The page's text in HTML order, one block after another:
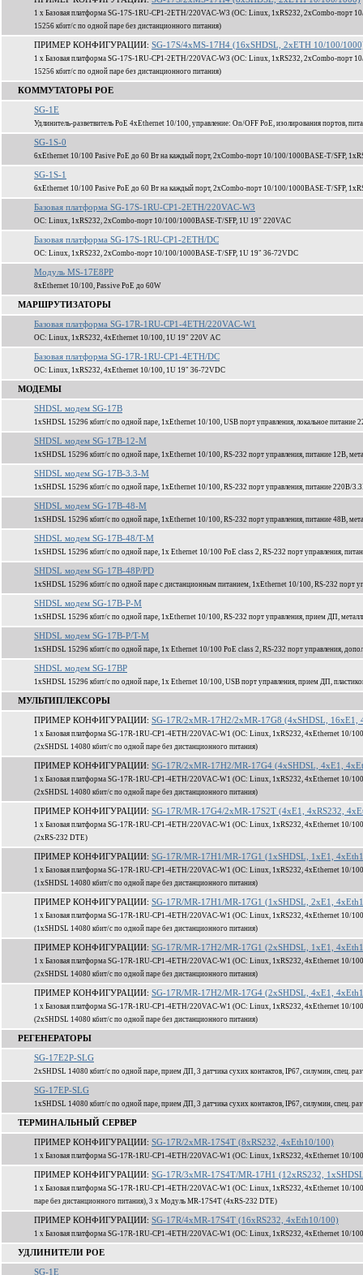
1 x Базовая платформа SG-17S-1RU-CP1-2ETH/220VAC-W3 (ОС: Linux, 1xRS232, 2xCombo-порт
15256 кбит/c по одной паре без дистанционного питания)
ПРИМЕР КОНФИГУРАЦИИ: SG-17S/4xMS-17H4 (16xSHDSL, 2xETH 10/100/
1 x Базовая платформа SG-17S-1RU-CP1-2ETH/220VAC-W3 (ОС: Linux, 1xRS232, 2xCombo-порт
15256 кбит/c по одной паре без дистанционного питания)
КОММУТАТОРЫ POE
SG-1E
Удлинитель-разветвитель PoE 4xEthernet 10/100, управление: On/OFF PoE, изолирования портов,
SG-1S-0
6xEthernet 10/100 Pasive PoE до 60 Вт на каждый порт, 2xCombo-порт 10/100/1000BASE-T/SFP,
SG-1S-1
6xEthernet 10/100 Pasive PoE до 60 Вт на каждый порт, 2xCombo-порт 10/100/1000BASE-T/SFP,
Базовая платформа SG-17S-1RU-CP1-2ETH/220VAC-W3
ОС: Linux, 1xRS232, 2xCombo-порт 10/100/1000BASE-T/SFP, 1U 19" 220VAC
Базовая платформа SG-17S-1RU-CP1-2ETH/DC
ОС: Linux, 1xRS232, 2xCombo-порт 10/100/1000BASE-T/SFP, 1U 19" 36-72VDC
Модуль MS-17E8PP
8xEthernet 10/100, Passive PoE до 60W
МАРШРУТИЗАТОРЫ
Базовая платформа SG-17R-1RU-CP1-4ETH/220VAC-W1
ОС: Linux, 1xRS232, 4xEthernet 10/100, 1U 19" 220V AC
Базовая платформа SG-17R-1RU-CP1-4ETH/DC
ОС: Linux, 1xRS232, 4xEthernet 10/100, 1U 19" 36-72VDC
МОДЕМЫ
SHDSL модем SG-17B
1xSHDSL 15296 кбит/c по одной паре, 1xEthernet 10/100, USB порт управления, локальное питание
SHDSL модем SG-17B-12-M
1xSHDSL 15296 кбит/c по одной паре, 1xEthernet 10/100, RS-232 порт управления, питание 12В,
SHDSL модем SG-17B-3.3-M
1xSHDSL 15296 кбит/c по одной паре, 1xEthernet 10/100, RS-232 порт управления, питание 220В/
SHDSL модем SG-17B-48-M
1xSHDSL 15296 кбит/c по одной паре, 1xEthernet 10/100, RS-232 порт управления, питание 48В,
SHDSL модем SG-17B-48/T-M
1xSHDSL 15296 кбит/c по одной паре, 1x Ethernet 10/100 PoE class 2, RS-232 порт управления,
SHDSL модем SG-17B-48P/PD
1xSHDSL 15296 кбит/c по одной паре с дистанционным питанием, 1xEthernet 10/100, RS-232 порт
SHDSL модем SG-17B-P-M
1xSHDSL 15296 кбит/c по одной паре, 1xEthernet 10/100, RS-232 порт управления, прием ДП,
SHDSL модем SG-17B-P/T-M
1xSHDSL 15296 кбит/c по одной паре, 1x Ethernet 10/100 PoE class 2, RS-232 порт управления,
SHDSL модем SG-17BP
1xSHDSL 15296 кбит/c по одной паре, 1x Ethernet 10/100, USB порт управления, прием ДП,
МУЛЬТИПЛЕКСОРЫ
ПРИМЕР КОНФИГУРАЦИИ: SG-17R/2xMR-17H2/2xMR-17G8 (4xSHDSL, 16xE1,
1 x Базовая платформа SG-17R-1RU-CP1-4ETH/220VAC-W1 (ОС: Linux, 1xRS232, 4xEthernet 10/
(2xSHDSL 14080 кбит/c по одной паре без дистанционного питания)
ПРИМЕР КОНФИГУРАЦИИ: SG-17R/2xMR-17H2/MR-17G4 (4xSHDSL, 4xE1,
1 x Базовая платформа SG-17R-1RU-CP1-4ETH/220VAC-W1 (ОС: Linux, 1xRS232, 4xEthernet 10/
(2xSHDSL 14080 кбит/c по одной паре без дистанционного питания)
ПРИМЕР КОНФИГУРАЦИИ: SG-17R/MR-17G4/2xMR-17S2T (4xE1, 4xRS232,
1 x Базовая платформа SG-17R-1RU-CP1-4ETH/220VAC-W1 (ОС: Linux, 1xRS232, 4xEthernet 10/
(2xRS-232 DTE)
ПРИМЕР КОНФИГУРАЦИИ: SG-17R/MR-17H1/MR-17G1 (1xSHDSL, 1xE1,
1 x Базовая платформа SG-17R-1RU-CP1-4ETH/220VAC-W1 (ОС: Linux, 1xRS232, 4xEthernet 10/
(1xSHDSL 14080 кбит/c по одной паре без дистанционного питания)
ПРИМЕР КОНФИГУРАЦИИ: SG-17R/MR-17H1/MR-17G1 (1xSHDSL, 2xE1,
1 x Базовая платформа SG-17R-1RU-CP1-4ETH/220VAC-W1 (ОС: Linux, 1xRS232, 4xEthernet 10/
(1xSHDSL 14080 кбит/c по одной паре без дистанционного питания)
ПРИМЕР КОНФИГУРАЦИИ: SG-17R/MR-17H2/MR-17G1 (2xSHDSL, 1xE1,
1 x Базовая платформа SG-17R-1RU-CP1-4ETH/220VAC-W1 (ОС: Linux, 1xRS232, 4xEthernet 10/
(2xSHDSL 14080 кбит/c по одной паре без дистанционного питания)
ПРИМЕР КОНФИГУРАЦИИ: SG-17R/MR-17H2/MR-17G4 (2xSHDSL, 4xE1,
1 x Базовая платформа SG-17R-1RU-CP1-4ETH/220VAC-W1 (ОС: Linux, 1xRS232, 4xEthernet 10/
(2xSHDSL 14080 кбит/c по одной паре без дистанционного питания)
РЕГЕНЕРАТОРЫ
SG-17E2P-SLG
2xSHDSL 14080 кбит/c по одной паре, прием ДП, 3 датчика сухих контактов, IP67, силумин, спец.
SG-17EP-SLG
1xSHDSL 14080 кбит/c по одной паре, прием ДП, 3 датчика сухих контактов, IP67, силумин, спец.
ТЕРМИНАЛЬНЫЙ СЕРВЕР
ПРИМЕР КОНФИГУРАЦИИ: SG-17R/2xMR-17S4T (8xRS232, 4xEth10/100)
1 x Базовая платформа SG-17R-1RU-CP1-4ETH/220VAC-W1 (ОС: Linux, 1xRS232, 4xEthernet 10/
ПРИМЕР КОНФИГУРАЦИИ: SG-17R/3xMR-17S4T/MR-17H1 (12xRS232,
1 x Базовая платформа SG-17R-1RU-CP1-4ETH/220VAC-W1 (ОС: Linux, 1xRS232, 4xEthernet 10/
паре без дистанционного питания), 3 x Модуль MR-17S4T (4xRS-232 DTE)
ПРИМЕР КОНФИГУРАЦИИ: SG-17R/4xMR-17S4T (16xRS232, 4xEth10/100)
1 x Базовая платформа SG-17R-1RU-CP1-4ETH/220VAC-W1 (ОС: Linux, 1xRS232, 4xEthernet 10/
УДЛИНИТЕЛИ POE
SG-1E